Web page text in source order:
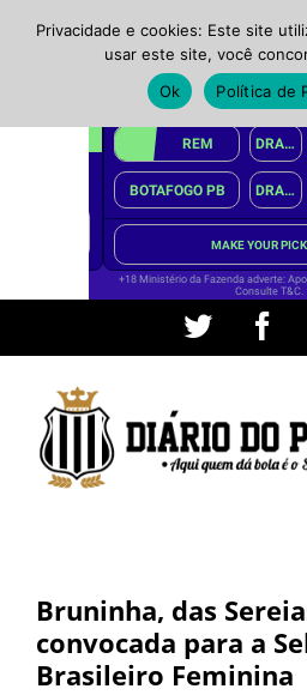
conteúdo
Twitter
Bruninha, das
convocada para a
Brasileiro Feminina
Privacidade e cookies: Este site
usar este site, você
Ok
Política de